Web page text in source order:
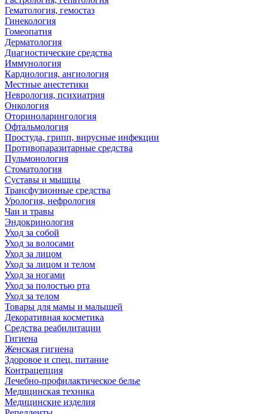
Гематология, гемостаз
Гинекология
Гомеопатия
Дерматология
Диагностические средства
Иммунология
Кардиология, ангиология
Местные анестетики
Неврология, психиатрия
Онкология
Оториноларингология
Офтальмология
Простуда, грипп, вирусные инфекции
Противопаразитарные средства
Пульмонология
Стоматология
Суставы и мышцы
Трансфузионные средства
Урология, нефрология
Чаи и травы
Эндокринология
Уход за собой
Уход за волосами
Уход за лицом
Уход за лицом и телом
Уход за ногами
Уход за полостью рта
Уход за телом
Товары для мамы и малышей
Декоративная косметика
Средства реабилитации
Гигиена
Женская гигиена
Здоровое и спец. питание
Контрацепция
Лечебно-профилактическое белье
Медицинская техника
Медицинские изделия